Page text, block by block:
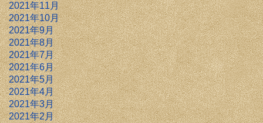
2021年11月
2021年10月
2021年9月
2021年8月
2021年7月
2021年6月
2021年5月
2021年4月
2021年3月
2021年2月